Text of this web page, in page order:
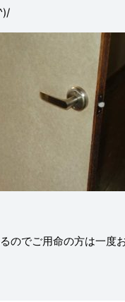
のでご用命の方は一度